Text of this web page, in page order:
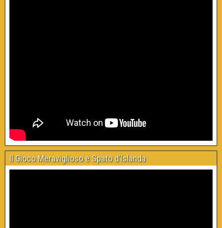
Il Gioco Meraviglioso e Spato d’Islanda